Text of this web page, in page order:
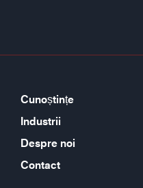
Cunoștințe
Industrii
Despre noi
Contact